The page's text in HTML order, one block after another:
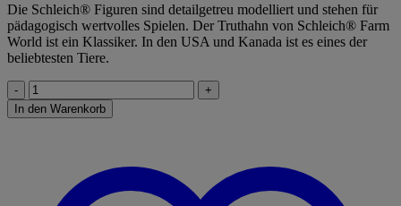
Die Schleich® Figuren sind detailgetreu modelliert und stehen für
pädagogisch wertvolles Spielen. Der Truthahn von Schleich® Farm
World ist ein Klassiker. In den USA und Kanada ist es eines der
beliebtesten Tiere.
Schleich
Farm
World
In den Warenkorb